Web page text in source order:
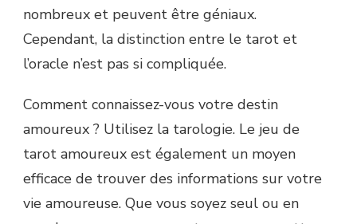
nombreux et peuvent être géniaux.
Cependant, la distinction entre le tarot et
l’oracle n’est pas si compliquée.
Comment connaissez-vous votre destin
amoureux ? Utilisez la tarologie. Le jeu de
tarot amoureux est également un moyen
efficace de trouver des informations sur votre
vie amoureuse. Que vous soyez seul ou en